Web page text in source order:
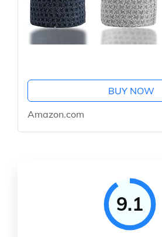
BUY NOW
Amazon.com
9.1